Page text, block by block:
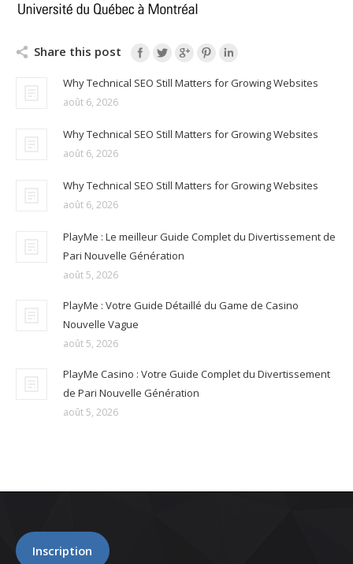
Share this post
Why Technical SEO Still Matters for Growing Websites
août 6, 2026
Why Technical SEO Still Matters for Growing Websites
août 6, 2026
Why Technical SEO Still Matters for Growing Websites
août 6, 2026
PlayMe : Le meilleur Guide Complet du Divertissement de
Pari Nouvelle Génération
août 5, 2026
PlayMe : Votre Guide Détaillé du Game de Casino
Nouvelle Vague
août 5, 2026
PlayMe Casino : Votre Guide Complet du Divertissement
de Pari Nouvelle Génération
août 5, 2026
Inscription